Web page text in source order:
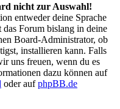
nicht zur Auswahl!
entweder deine Sprache
Forum bislang in deine
Board-Administrator, ob
installieren kann. Falls
uns freuen, wenn du es
dazu können auf
oder aufphpBB.de